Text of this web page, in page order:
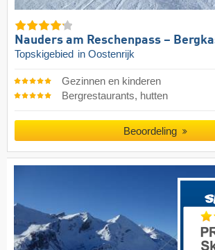
Nauders am Reschenpass –
Topskigebied in Oostenrijk
Gezinnen en kinderen
Bergrestaurants, hutten
Beoordeling